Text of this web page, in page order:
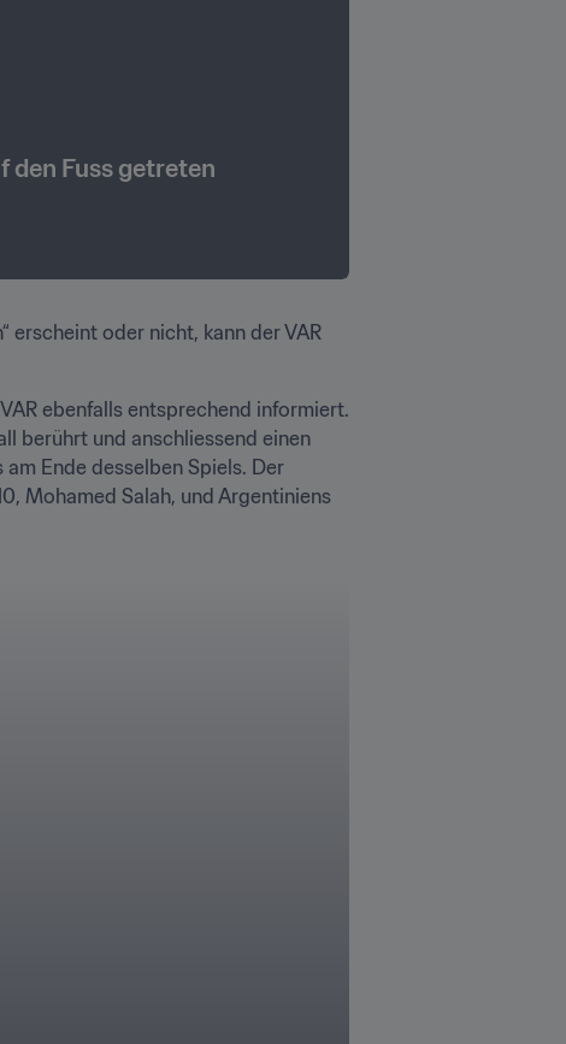
den Fuss getreten
erscheint oder nicht, kann der VAR
ebenfalls entsprechend informiert.
berührt und anschliessend einen
Ende desselben Spiels. Der
Mohamed Salah, und Argentiniens